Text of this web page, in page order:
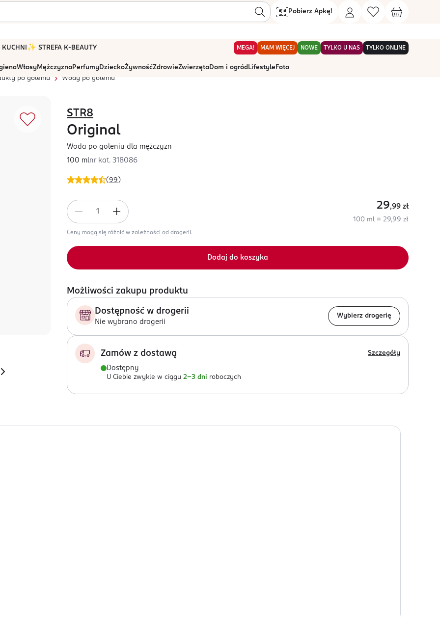
Pobierz Apkę!
KUCHNI ✨ STREFA K-BEAUTY MEGA! MAM WIĘCEJ NOWE TYLKO U NAS TYLKO ONLINE
WłosyMężczyznaPerfumyDzieckoŻywnośćZdrowieZwierzętaDom i ogród Lifestyle Foto
po goleniu Wody po goleniu
(99 )
STR8
Original
Woda po goleniu dla mężczyzn
100 mlnr kat. 318086
29,99 zł
100 ml = 29,99 zł
Ceny mogą się różnić w zależności od drogerii.
Dodaj do koszyka
Możliwości zakupu produktu
Dostępność w drogerii
Nie wybrano drogerii
Wybierz drogerię
Zamów z dostawą Szczegóły
Dostępny
U Ciebie zwykle w ciągu 2-3 dni roboczych